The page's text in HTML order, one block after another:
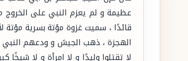
عظيمة و لم يعزم النبي على
قائدًا ، سميت غزوة مؤتة بسرية مؤتة
الهجزة ، ذهب الجيش و ودعهم
لا تقتلوا وليدًا و لا امرأة و لا